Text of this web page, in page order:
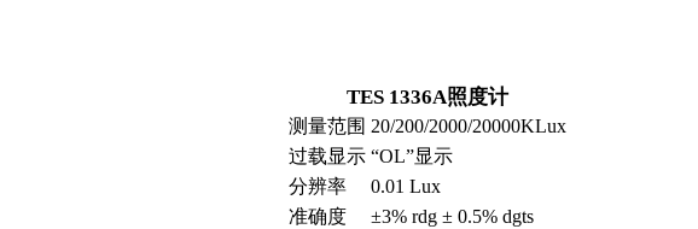
TES 1336A照度计
测量范围 20/200/2000/20000KLux
过载显示 “OL”显示
分辨率
0.01 Lux
准确度
±3% rdg ± 0.5% dgts